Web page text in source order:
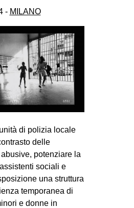
ORIENTE
EUROPA
ORIENTE
MONDO
EVENTI
in
Fb
tw
- MILANO
di polizia locale
delle
potenziare la
sociali e
una struttura
temporanea di
e donne in